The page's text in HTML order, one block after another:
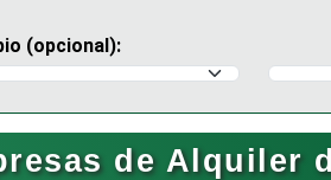
(opcional):
de Alquiler